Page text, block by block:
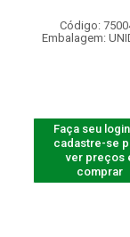
Código:
Embalagem:
Faça seu
cadastre-se
ver preços
comprar